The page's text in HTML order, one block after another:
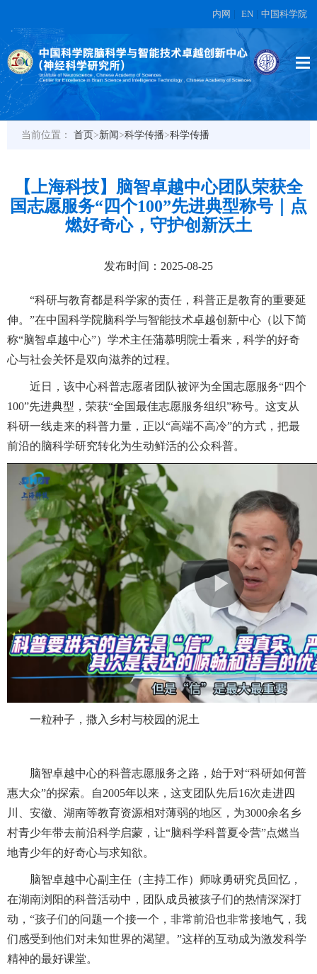
内网 EN 中国科学院
当前位置： 首页>新闻>科学传播>科学传播
【上海科技】脑智卓越中心团队荣获全
国志愿服务“四个100”先进典型称号｜点
燃好奇心，守护创新沃土
发布时间：2025-08-25
“科研与教育都是科学家的责任，科普正是教育的重要延
伸。”在中国科学院脑科学与智能技术卓越创新中心（以下简
称“脑智卓越中心”）学术主任蒲慕明院士看来，科学的好奇
心与社会关怀是双向滋养的过程。
近日，该中心科普志愿者团队被评为全国志愿服务“四个
100”先进典型，荣获“全国最佳志愿服务组织”称号。这支从
科研一线走来的科普力量，正以“高端不高冷”的方式，把最
前沿的脑科学研究转化为生动鲜活的公众科普。
一粒种子，撒入乡村与校园的泥土
脑智卓越中心的科普志愿服务之路，始于对“科研如何普
惠大众”的探索。自2005年以来，这支团队先后16次走进四
川、安徽、湖南等教育资源相对薄弱的地区，为3000余名乡
村青少年带去前沿科学启蒙，让“脑科学科普夏令营”点燃当
地青少年的好奇心与求知欲。
脑智卓越中心副主任（主持工作）师咏勇研究员回忆，
在湖南浏阳的科普活动中，团队成员被孩子们的热情深深打
动，“孩子们的问题一个接一个，非常前沿也非常接地气，我
们感受到他们对未知世界的渴望。”这样的互动成为激发科学
精神的最好课堂。